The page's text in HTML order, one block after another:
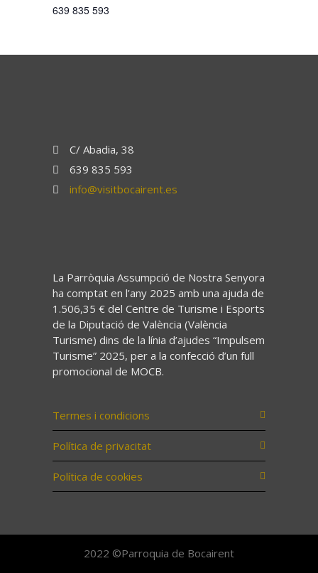
639 835 593
C/ Abadia, 38
639 835 593
info@visitbocairent.es
La Parròquia Assumpció de Nostra Senyora
ha comptat en l’any 2025 amb una ajuda de
1.506,35 € del Centre de Turisme i Esports
de la Diputació de València (València
Turisme) dins de la línia d’ajudes “Impulsem
Turisme” 2025, per a la confecció d’un full
promocional de MOCB.
Termes i condicions
Política de privacitat
Política de cookies
2022 ©Parroquia de Bocairent